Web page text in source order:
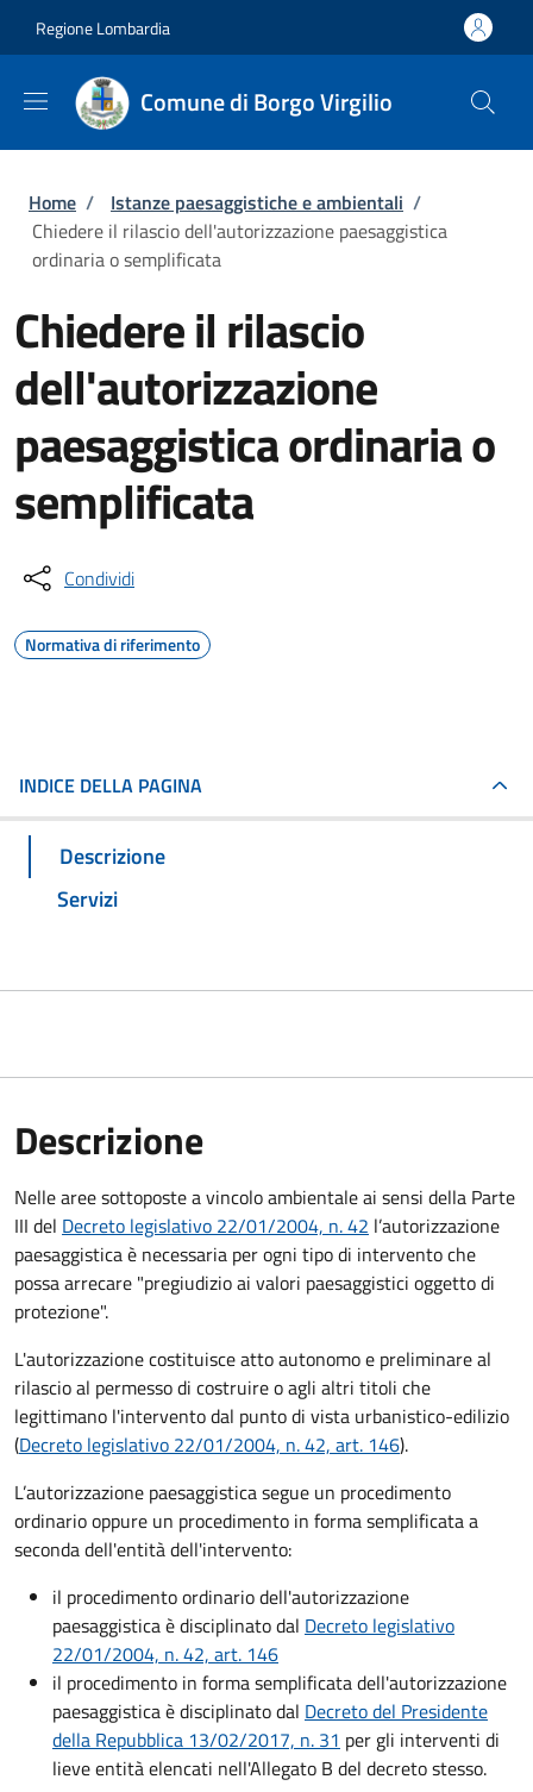
Regione Lombardia
Comune di Borgo Virgilio
Briciole di pane
Home / Istanze paesaggistiche e ambientali /
Chiedere il rilascio dell'autorizzazione paesaggistica
ordinaria o semplificata
Chiedere il rilascio
dell'autorizzazione
paesaggistica ordinaria o
semplificata
Condividi
Normativa di riferimento
INDICE DELLA PAGINA
Descrizione
Servizi
Descrizione
Nelle aree sottoposte a vincolo ambientale ai sensi della Parte
III del Decreto legislativo 22/01/2004, n. 42 l’autorizzazione
paesaggistica è necessaria per ogni tipo di intervento che
possa arrecare "pregiudizio ai valori paesaggistici oggetto di
protezione".
L'autorizzazione costituisce atto autonomo e preliminare al
rilascio al permesso di costruire o agli altri titoli che
legittimano l'intervento dal punto di vista urbanistico-edilizio
(Decreto legislativo 22/01/2004, n. 42, art. 146).
L’autorizzazione paesaggistica segue un procedimento
ordinario oppure un procedimento in forma semplificata a
seconda dell'entità dell'intervento:
il procedimento ordinario dell'autorizzazione
paesaggistica è disciplinato dal Decreto legislativo
22/01/2004, n. 42, art. 146
il procedimento in forma semplificata dell'autorizzazione
paesaggistica è disciplinato dal Decreto del Presidente
della Repubblica 13/02/2017, n. 31 per gli interventi di
lieve entità elencati nell'Allegato B del decreto stesso.